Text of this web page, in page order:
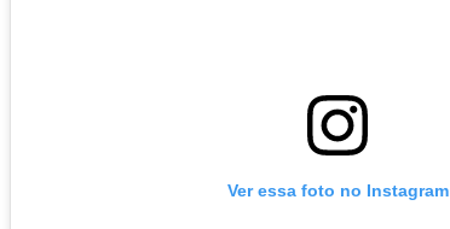
Ver essa foto no Instagram